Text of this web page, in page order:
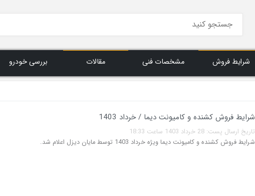
شرایط فروش مشخصات فنی مقالات بررسی خودرو
شرایط فروش کشنده و کامیونت دیما / خرداد 1403
تاریخ ارسال پست: 28 خرداد 1403 ساعت 18:33
شرایط فروش کشنده و کامیونت دیما ویژه خرداد 1403 توسط مایان دیزل اعلام شد.